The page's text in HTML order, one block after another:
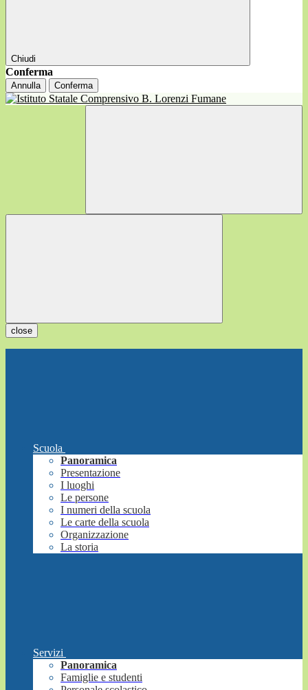
Chiudi
Conferma
Annulla Conferma
close
Scuola
Panoramica
Presentazione
I luoghi
Le persone
I numeri della scuola
Le carte della scuola
Organizzazione
La storia
Servizi
Panoramica
Famiglie e studenti